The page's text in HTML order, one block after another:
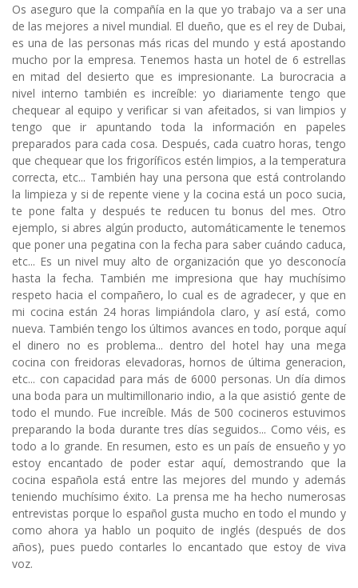
Os aseguro que la compañía en la que yo trabajo va a ser una
de las mejores a nivel mundial. El dueño, que es el rey de Dubai,
es una de las personas más ricas del mundo y está apostando
mucho por la empresa. Tenemos hasta un hotel de 6 estrellas
en mitad del desierto que es impresionante. La burocracia a
nivel interno también es increíble: yo diariamente tengo que
chequear al equipo y verificar si van afeitados, si van limpios y
tengo que ir apuntando toda la información en papeles
preparados para cada cosa. Después, cada cuatro horas, tengo
que chequear que los frigoríficos estén limpios, a la temperatura
correcta, etc... También hay una persona que está controlando
la limpieza y si de repente viene y la cocina está un poco sucia,
te pone falta y después te reducen tu bonus del mes. Otro
ejemplo, si abres algún producto, automáticamente le tenemos
que poner una pegatina con la fecha para saber cuándo caduca,
etc... Es un nivel muy alto de organización que yo desconocía
hasta la fecha. También me impresiona que hay muchísimo
respeto hacia el compañero, lo cual es de agradecer, y que en
mi cocina están 24 horas limpiándola claro, y así está, como
nueva. También tengo los últimos avances en todo, porque aquí
el dinero no es problema... dentro del hotel hay una mega
cocina con freidoras elevadoras, hornos de última generacion,
etc... con capacidad para más de 6000 personas. Un día dimos
una boda para un multimillonario indio, a la que asistió gente de
todo el mundo. Fue increíble. Más de 500 cocineros estuvimos
preparando la boda durante tres días seguidos... Como véis, es
todo a lo grande. En resumen, esto es un país de ensueño y yo
estoy encantado de poder estar aquí, demostrando que la
cocina española está entre las mejores del mundo y además
teniendo muchísimo éxito. La prensa me ha hecho numerosas
entrevistas porque lo español gusta mucho en todo el mundo y
como ahora ya hablo un poquito de inglés (después de dos
años), pues puedo contarles lo encantado que estoy de viva
voz.